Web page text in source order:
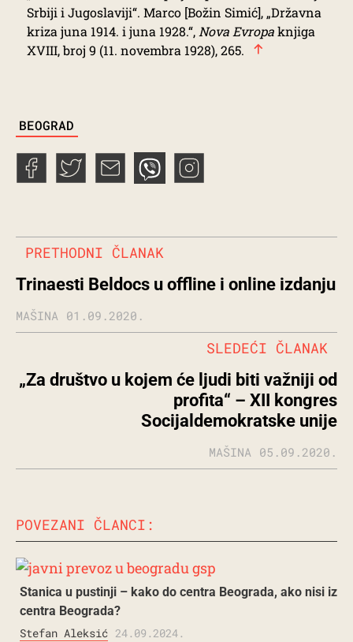
Srbiji i Jugoslaviji“. Marco [Božin Simić], „Državna
kriza juna 1914. i juna 1928.“, Nova Evropaknjiga
XVIII, broj 9 (11. novembra 1928), 265.
BEOGRAD
PRETHODNI ČLANAK
Trinaesti Beldocs u offline i online izdanju
MAŠINA 01.09.2020.
„Za društvo u kojem će ljudi biti važniji od
profita“ – XII kongres
Socijaldemokratske unije
SLEDEĆI ČLANAK
MAŠINA 05.09.2020.
POVEZANI ČLANCI:
Stanica u pustinji – kako do centra Beograda, ako nisi iz
centra Beograda?
Stefan Aleksić 24.09.2024.